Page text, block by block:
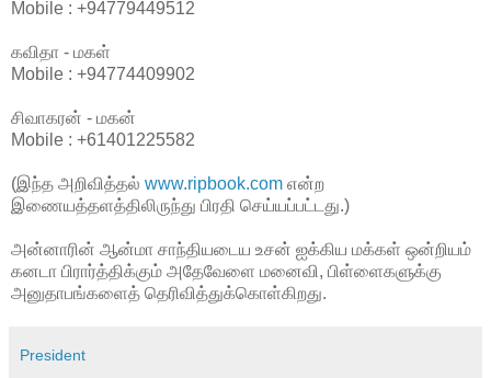
Mobile : +94779449512
கவிதா - மகள்
Mobile : +94774409902
சிவாகரன் - மகன்
Mobile : +61401225582
(இந்த அறிவித்தல் www.ripbook.com என்ற
இணையத்தளத்திலிருந்து பிரதி செய்யப்பட்டது.)
அன்னாரின் ஆன்மா சாந்தியடைய உசன் ஐக்கிய மக்கள் ஒன்றியம்
கனடா பிரார்த்திக்கும் அதேவேளை மனைவி, பிள்ளைகளுக்கு
அனுதாபங்களைத் தெரிவித்துக்கொள்கிறது.
President